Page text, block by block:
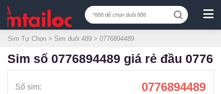
Sim Tự Chọn > Sim đuôi 489 > 0776894489
sim số 0776894489 giá rẻ đầu 0776
Số sim: 0776894489